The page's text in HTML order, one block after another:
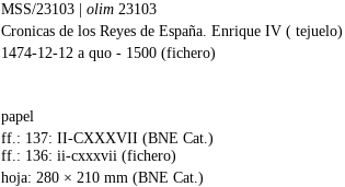
MSS/23103 | olim 23103
Cronicas de los Reyes de España. Enrique IV ( tejuelo)
1474-12-12 a quo - 1500 (fichero)
papel
ff.: 137: II-CXXXVII (BNE Cat.)
ff.: 136: ii-cxxxvii (fichero)
hoja: 280 × 210 mm (BNE Cat.)